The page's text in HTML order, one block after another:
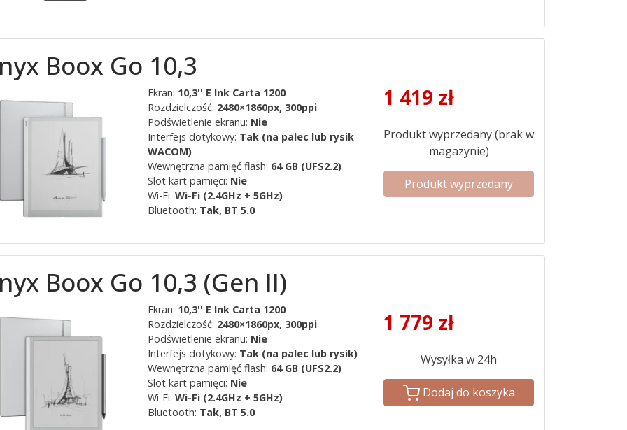
Boox Go 10,3
Ekran: 10,3'' E Ink Carta 1200
Rozdzielczość: 2480×1860px, 300ppi
Podświetlenie ekranu: Nie
Interfejs dotykowy: Tak (na palec lub rysik
WACOM)
Wewnętrzna pamięć flash: 64 GB (UFS2.2)
Slot kart pamięci: Nie
Wi-Fi: Wi-Fi (2.4GHz + 5GHz)
Bluetooth: Tak, BT 5.0
1 419 zł
Produkt wyprzedany (brak w
magazynie)
Produkt wyprzedany
Boox Go 10,3 (Gen II)
Ekran: 10,3'' E Ink Carta 1200
Rozdzielczość: 2480×1860px, 300ppi
Podświetlenie ekranu: Nie
Interfejs dotykowy: Tak (na palec lub rysik)
Wewnętrzna pamięć flash: 64 GB (UFS2.2)
Slot kart pamięci: Nie
Wi-Fi: Wi-Fi (2.4GHz + 5GHz)
Bluetooth: Tak, BT 5.0
1 779 zł
Wysyłka w 24h
Dodaj do koszyka